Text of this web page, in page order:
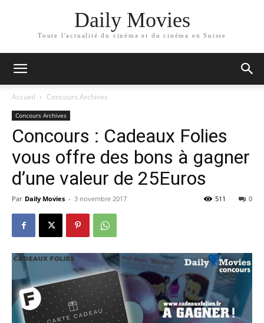
Daily Movies
Toute l'actualité du cinéma et du cinéma en Suisse
Accueil Concours Archives
Concours Archives
Concours : Cadeaux Folies
vous offre des bons à gagner
d’une valeur de 25Euros
Par Daily Movies - 3 novembre 2017 0
511